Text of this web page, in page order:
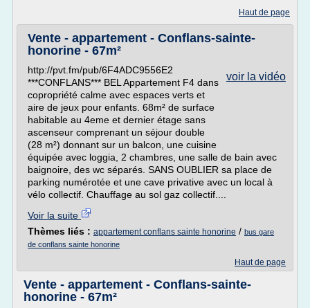
Haut de page
Vente - appartement - Conflans-sainte-
honorine - 67m²
voir la vidéo
http://pvt.fm/pub/6F4ADC9556E2
***CONFLANS*** BEL Appartement F4 dans
copropriété calme avec espaces verts et
aire de jeux pour enfants. 68m² de surface
habitable au 4eme et dernier étage sans
ascenseur comprenant un séjour double
(28 m²) donnant sur un balcon, une cuisine
équipée avec loggia, 2 chambres, une salle de bain avec
baignoire, des wc séparés. SANS OUBLIER sa place de
parking numérotée et une cave privative avec un local à
vélo collectif. Chauffage au sol gaz collectif....
Voir la suite
Thèmes liés : appartement conflans sainte honorine / bus gare
de conflans sainte honorine
Haut de page
Vente - appartement - Conflans-sainte-
honorine - 67m²